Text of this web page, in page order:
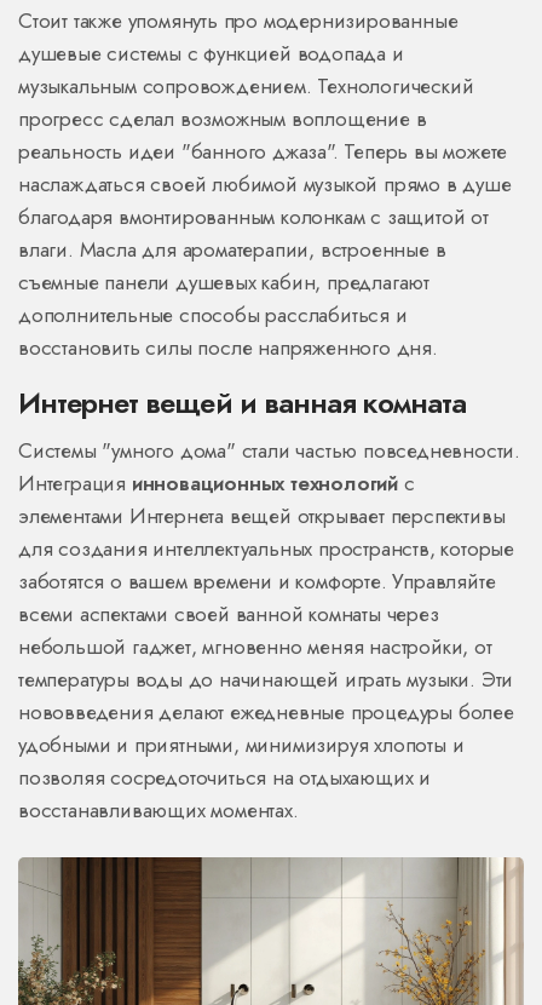
Стоит также упомянуть про модернизированные
душевые системы с функцией водопада и
музыкальным сопровождением. Технологический
прогресс сделал возможным воплощение в
реальность идеи "банного джаза". Теперь вы можете
наслаждаться своей любимой музыкой прямо в душе
благодаря вмонтированным колонкам с защитой от
влаги. Масла для ароматерапии, встроенные в
съемные панели душевых кабин, предлагают
дополнительные способы расслабиться и
восстановить силы после напряженного дня.
Интернет вещей и ванная комната
Системы "умного дома" стали частью повседневности.
Интеграция инновационных технологий с
элементами Интернета вещей открывает перспективы
для создания интеллектуальных пространств, которые
заботятся о вашем времени и комфорте. Управляйте
всеми аспектами своей ванной комнаты через
небольшой гаджет, мгновенно меняя настройки, от
температуры воды до начинающей играть музыки. Эти
нововведения делают ежедневные процедуры более
удобными и приятными, минимизируя хлопоты и
позволяя сосредоточиться на отдыхающих и
восстанавливающих моментах.